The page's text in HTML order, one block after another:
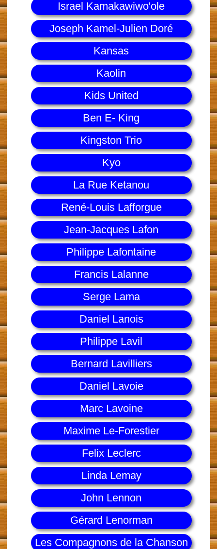
Israel Kamakawiwo'ole
Joseph Kamel-Julien Doré
Kansas
Kaolin
Kids United
Ben E- King
Kingston Trio
Kyo
La Rue Ketanou
René-Louis Lafforgue
Jean-Jacques Lafon
Philippe Lafontaine
Francis Lalanne
Serge Lama
Daniel Lanois
Philippe Lavil
Bernard Lavilliers
Daniel Lavoie
Marc Lavoine
Maxime Le-Forestier
Felix Leclerc
Linda Lemay
John Lennon
Gérard Lenorman
Les Compagnons de la Chanson